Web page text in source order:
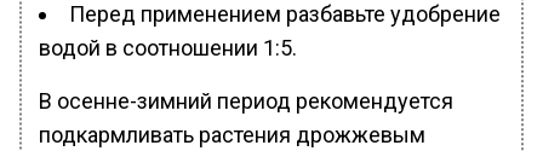
Перед применением разбавьте удобрение
водой в соотношении 1:5.
В осенне-зимний период рекомендуется
подкармливать растения дрожжевым